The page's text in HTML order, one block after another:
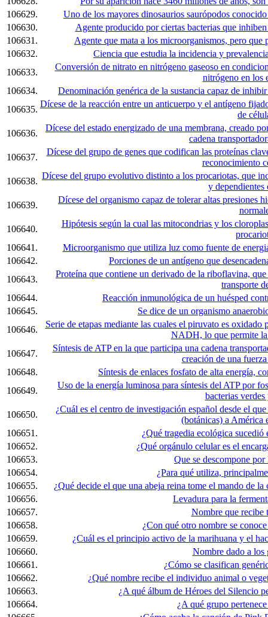
106629.
Uno de los mayores dinosaurios saurópodos
106630.
Agente producido por ciertas bacterias que
106631.
Agente que mata a los microorganismos, pero
106632.
Ciencia que estudia la incidencia y
106633.
Conversión de nitrato en nitrógeno gaseoso en
nitrógeno en los
106634.
Denominación genérica de la sustancia capaz de
106635.
Dícese de la reacción entre un anticuerpo y el antígeno
de
106636.
Dícese del estado energizado de una membrana, creado
cadena
106637.
Dícese del grupo de genes que codifican las proteínas
reconocimiento
106638.
Dícese del grupo evolutivo distinto a los procariotas, que
y dependientes
106639.
Dícese del organismo capaz de tolerar altas presiones
106640.
Hipótesis según la cual las mitocondrias y los
106641.
Microorganismo que utiliza luz como fuente de
106642.
Porciones de un antígeno que
106643.
Proteína que contiene un derivado de la riboflavina,
transporte
106644.
Reacción inmunológica de un huésped
106645.
Se dice de un organismo
106646.
Serie de etapas mediante las cuales el piruvato es
NADH, lo que permite
106647.
Síntesis de ATP en la que participa una cadena
creación de una
106648.
Síntesis de enlaces fosfato de alta energía,
106649.
Uso de la energía luminosa para síntesis del ATP por
bacterias
106650.
¿Cuál es el centro de investigación español desde el
(botánicas) a
106651.
¿Qué tragedia ecológica sucedió
106652.
¿Qué orgánulo celular es el
106653.
Que se descompone
106654.
¿Para qué utiliza,
106655.
¿Qué decide el que una abeja reina tome el mando de
106656.
Levadura para la
106657.
Nombre que recibe
106658.
¿Con qué otro nombre se
106659.
¿Cuál es el principio activo de la marihuana y el
106660.
Nombre dado a los
106661.
¿Cómo se clasifican
106662.
¿Qué nombre recibe el individuo animal o
106663.
¿A qué álbum de Héroes del Silencio
106664.
¿A qué grupo